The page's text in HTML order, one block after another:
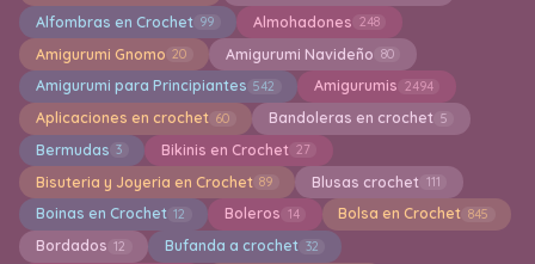
Alfombras en Crochet 99 Almohadones 248
Amigurumi Gnomo 20 Amigurumi Navideño 80
Amigurumi para Principiantes 542 Amigurumis 2494
Aplicaciones en crochet 60 Bandoleras en crochet 5
Bermudas 3 Bikinis en Crochet 27
Bisuteria y Joyeria en Crochet 89 Blusas crochet 111
Boinas en Crochet 12 Boleros 14 Bolsa en Crochet 845
Bordados 12 Bufanda a crochet 32